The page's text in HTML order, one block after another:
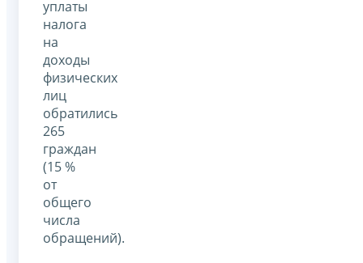
уплаты
налога
на
доходы
физических
лиц
обратились
265
граждан
(15 %
от
общего
числа
обращений).